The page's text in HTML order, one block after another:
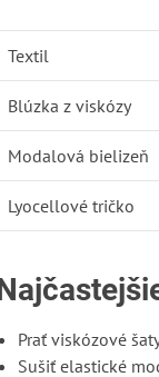
Textil
Blúzka z viskózy
Modalová bielizeň
Lyocellové tričko
Prať viskózové
Sušiť elastické